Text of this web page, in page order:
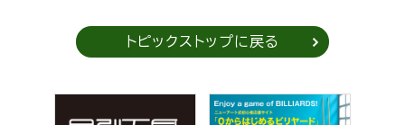
トピックストップに戻る